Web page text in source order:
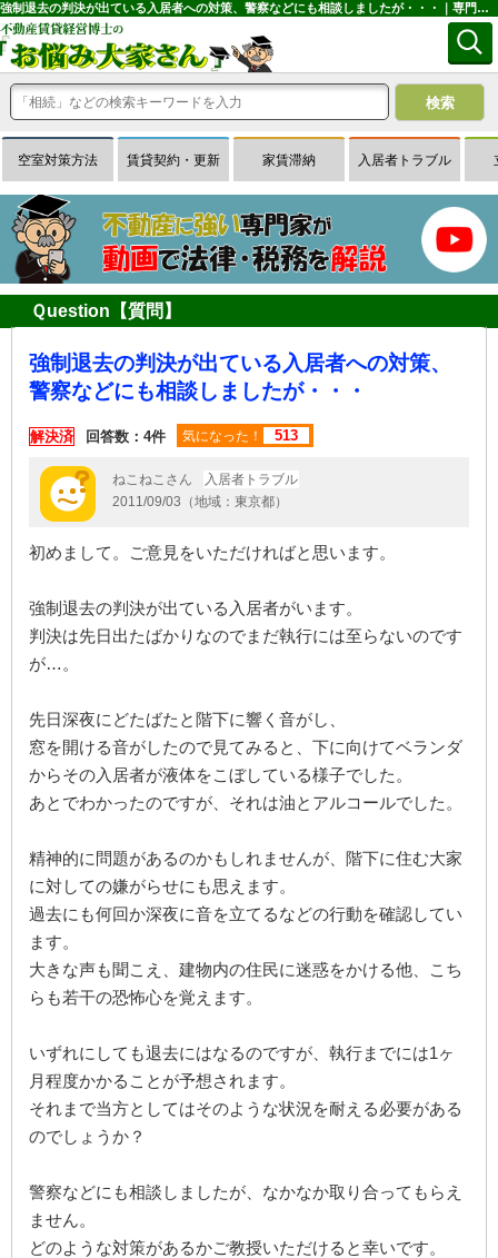
強制退去の判決が出ている入居者への対策、警察などにも相談しましたが・・・｜専門家に無料相談できる賃貸経営Ｑ＆Ａサイトはお悩み大家さん
空室対策方法 賃貸契約・更新 家賃滞納 入居者トラブル
Ｑuestion【質問】
強制退去の判決が出ている入居者への対策、
警察などにも相談しましたが・・・
解決済 回答数：4件 気になった！ 513
ねこねこさん
入居者トラブル
2011/09/03（地域：東京都）
初めまして。ご意見をいただければと思います。
強制退去の判決が出ている入居者がいます。
判決は先日出たばかりなのでまだ執行には至らないのです
が…。
先日深夜にどたばたと階下に響く音がし、
窓を開ける音がしたので見てみると、下に向けてベランダ
からその入居者が液体をこぼしている様子でした。
あとでわかったのですが、それは油とアルコールでした。
精神的に問題があるのかもしれませんが、階下に住む大家
に対しての嫌がらせにも思えます。
過去にも何回か深夜に音を立てるなどの行動を確認してい
ます。
大きな声も聞こえ、建物内の住民に迷惑をかける他、こち
らも若干の恐怖心を覚えます。
いずれにしても退去にはなるのですが、執行までには1ヶ
月程度かかることが予想されます。
それまで当方としてはそのような状況を耐える必要がある
のでしょうか？
警察などにも相談しましたが、なかなか取り合ってもらえ
ません。
どのような対策があるかご教授いただけると幸いです。